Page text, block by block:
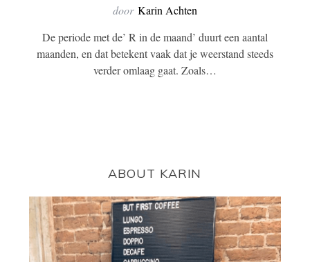
door Karin Achten
De periode met de’ R in de maand’ duurt een aantal
maanden, en dat betekent vaak dat je weerstand steeds
verder omlaag gaat. Zoals…
ABOUT KARIN